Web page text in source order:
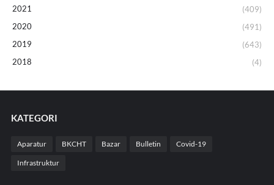
2021
(409)
2020
(491)
2019
(643)
2018
(4)
KATEGORI
Aparatur BKCHT Bazar Bulletin Covid-19
Infrastruktur